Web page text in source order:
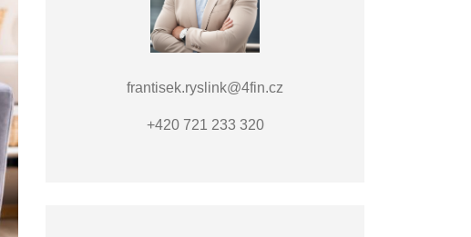
frantisek.ryslink@4fin.cz
+420 721 233 320